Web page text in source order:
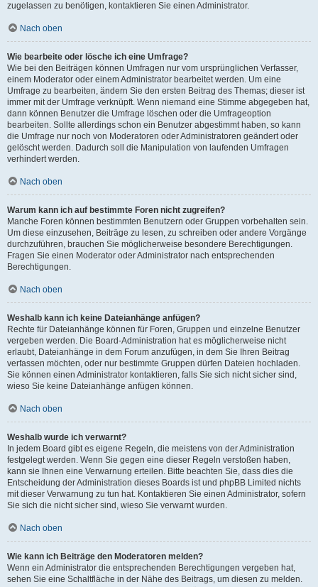
zugelassen zu benötigen, kontaktieren Sie einen Administrator.
Nach oben
Wie bearbeite oder lösche ich eine Umfrage?
Wie bei den Beiträgen können Umfragen nur vom ursprünglichen Verfasser,
einem Moderator oder einem Administrator bearbeitet werden. Um eine
Umfrage zu bearbeiten, ändern Sie den ersten Beitrag des Themas; dieser ist
immer mit der Umfrage verknüpft. Wenn niemand eine Stimme abgegeben hat,
dann können Benutzer die Umfrage löschen oder die Umfrageoption
bearbeiten. Sollte allerdings schon ein Benutzer abgestimmt haben, so kann
die Umfrage nur noch von Moderatoren oder Administratoren geändert oder
gelöscht werden. Dadurch soll die Manipulation von laufenden Umfragen
verhindert werden.
Nach oben
Warum kann ich auf bestimmte Foren nicht zugreifen?
Manche Foren können bestimmten Benutzern oder Gruppen vorbehalten sein.
Um diese einzusehen, Beiträge zu lesen, zu schreiben oder andere Vorgänge
durchzuführen, brauchen Sie möglicherweise besondere Berechtigungen.
Fragen Sie einen Moderator oder Administrator nach entsprechenden
Berechtigungen.
Nach oben
Weshalb kann ich keine Dateianhänge anfügen?
Rechte für Dateianhänge können für Foren, Gruppen und einzelne Benutzer
vergeben werden. Die Board-Administration hat es möglicherweise nicht
erlaubt, Dateianhänge in dem Forum anzufügen, in dem Sie Ihren Beitrag
verfassen möchten, oder nur bestimmte Gruppen dürfen Dateien hochladen.
Sie können einen Administrator kontaktieren, falls Sie sich nicht sicher sind,
wieso Sie keine Dateianhänge anfügen können.
Nach oben
Weshalb wurde ich verwarnt?
In jedem Board gibt es eigene Regeln, die meistens von der Administration
festgelegt werden. Wenn Sie gegen eine dieser Regeln verstoßen haben,
kann sie Ihnen eine Verwarnung erteilen. Bitte beachten Sie, dass dies die
Entscheidung der Administration dieses Boards ist und phpBB Limited nichts
mit dieser Verwarnung zu tun hat. Kontaktieren Sie einen Administrator, sofern
Sie sich die nicht sicher sind, wieso Sie verwarnt wurden.
Nach oben
Wie kann ich Beiträge den Moderatoren melden?
Wenn ein Administrator die entsprechenden Berechtigungen vergeben hat,
sehen Sie eine Schaltfläche in der Nähe des Beitrags, um diesen zu melden.